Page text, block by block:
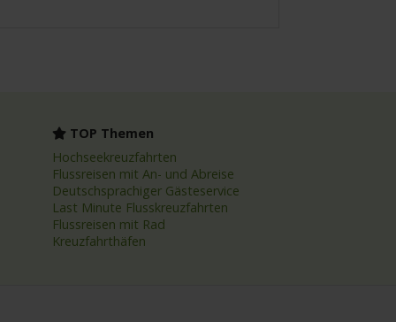
TOP Themen
Hochseekreuzfahrten
Flussreisen mit An- und Abreise
Deutschsprachiger Gästeservice
Last Minute Flusskreuzfahrten
Flussreisen mit Rad
Kreuzfahrthäfen